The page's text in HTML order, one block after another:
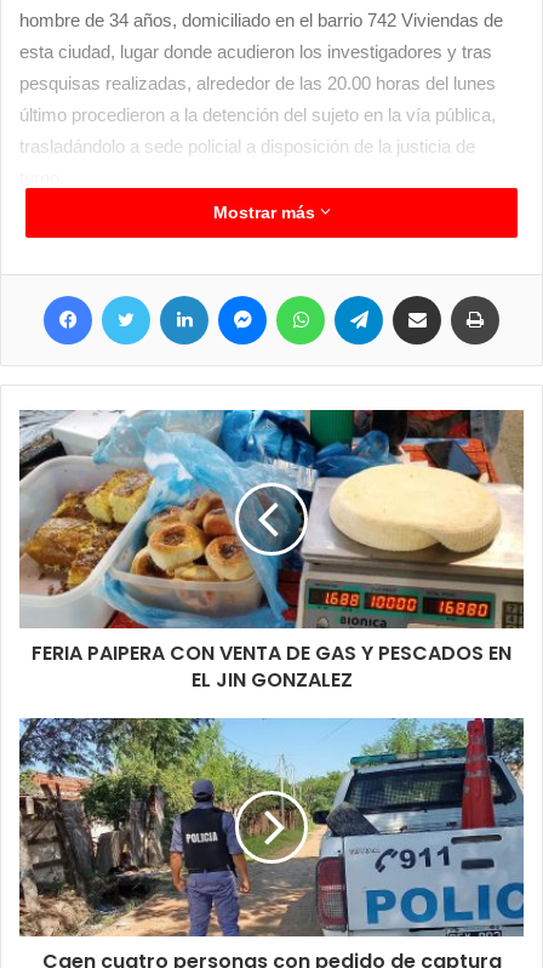
hombre de 34 años, domiciliado en el barrio 742 Viviendas de
esta ciudad, lugar donde acudieron los investigadores y tras
pesquisas realizadas, alrededor de las 20.00 horas del lunes
último procedieron a la detención del sujeto en la vía pública,
trasladándolo a sede policial a disposición de la justicia de
Dentro de esa línea investigativa pudieron establecer que los
objetos robados ya habían sido comercializados a un vecino del
sector, constituyéndose hasta la vivienda del mismo y al
comentarle el origen de dichos objetos, entregó cuatro rejas de
hierro del ocho, con marco de metal, pintado de color blanco, y
una puerta de chapa de color negro con deterioro,
El hombre fue notificado de su situación legal en la causa por
Hurto, alojado en la dependencia policial a disposición del
juzgado de Instrucción y Correccional N° 2 de esta ciudad.
Mostrar más
Facebook Twitter LinkedIn MessengerWhatsApp Telegram Compartir por correo electrónico
FERIA PAIPERA CON VENTA DE GAS Y PESCADOS EN
EL JIN GONZALEZ
Caen cuatro personas con pedido de captura